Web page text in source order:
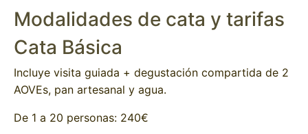
Modalidades de cata y tarifas
Cata Básica
Incluye visita guiada + degustación compartida de 2
AOVEs, pan artesanal y agua.
De 1 a 20 personas: 240€